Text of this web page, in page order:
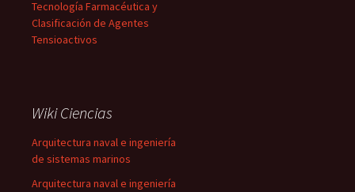
Tecnología Farmacéutica y
Clasificación de Agentes
Tensioactivos
Wiki Ciencias
Arquitectura naval e ingeniería
de sistemas marinos
Arquitectura naval e ingeniería